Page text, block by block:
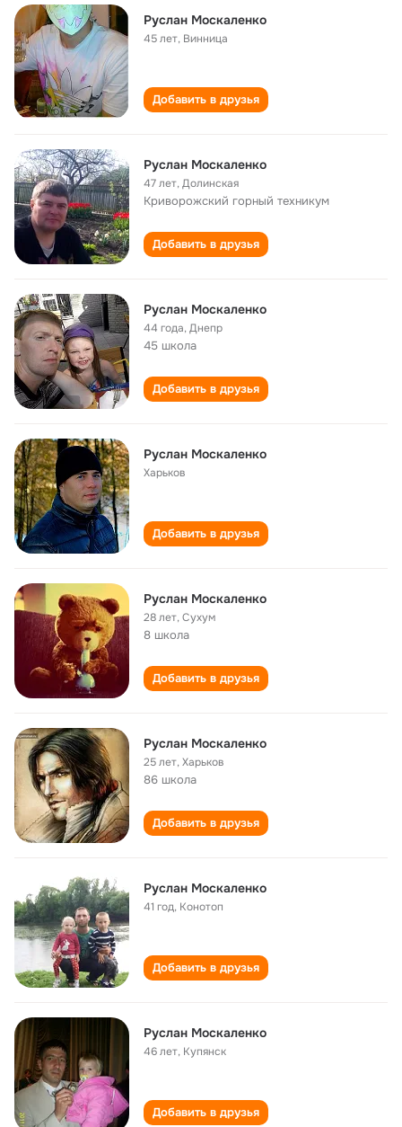
Руслан Москаленко
45 лет, Винница
Добавить в друзья
Руслан Москаленко
47 лет,Долинская
Криворожский горный техникум
Добавить в друзья
Руслан Москаленко
44 года,Днепр
45 школа
Добавить в друзья
Руслан Москаленко
Харьков
Добавить в друзья
Руслан Москаленко
28 лет,Сухум
8 школа
Добавить в друзья
Руслан Москаленко
25 лет,Харьков
86 школа
Добавить в друзья
Руслан Москаленко
41 год, Конотоп
Добавить в друзья
Руслан Москаленко
46 лет, Купянск
Добавить в друзья